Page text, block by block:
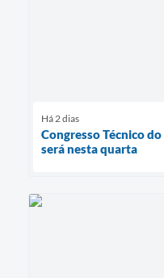
Há 2 dias
Congresso Técnico
será nesta quarta